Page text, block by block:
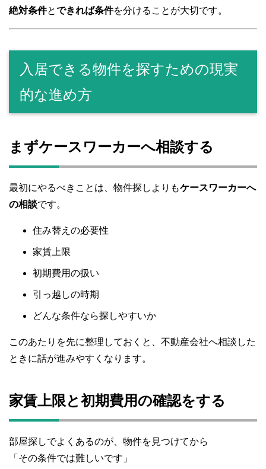
絶対条件とできれば条件を分けることが大切です。
入居できる物件を探すための現実
的な進め方
まずケースワーカーへ相談する
最初にやるべきことは、物件探しよりもケースワーカーへ
の相談です。
住み替えの必要性
家賃上限
初期費用の扱い
引っ越しの時期
どんな条件なら探しやすいか
このあたりを先に整理しておくと、不動産会社へ相談した
ときに話が進みやすくなります。
家賃上限と初期費用の確認をする
部屋探しでよくあるのが、物件を見つけてから
「その条件では難しいです」